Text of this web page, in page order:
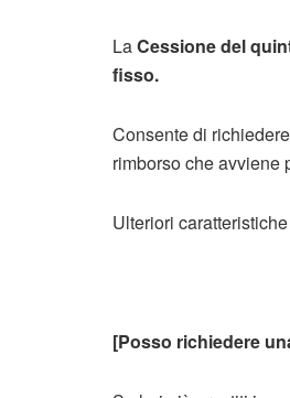
LaCessione del
fisso.
Consente di richiedere
rimborso che avviene
Ulteriori
[Posso richiedere